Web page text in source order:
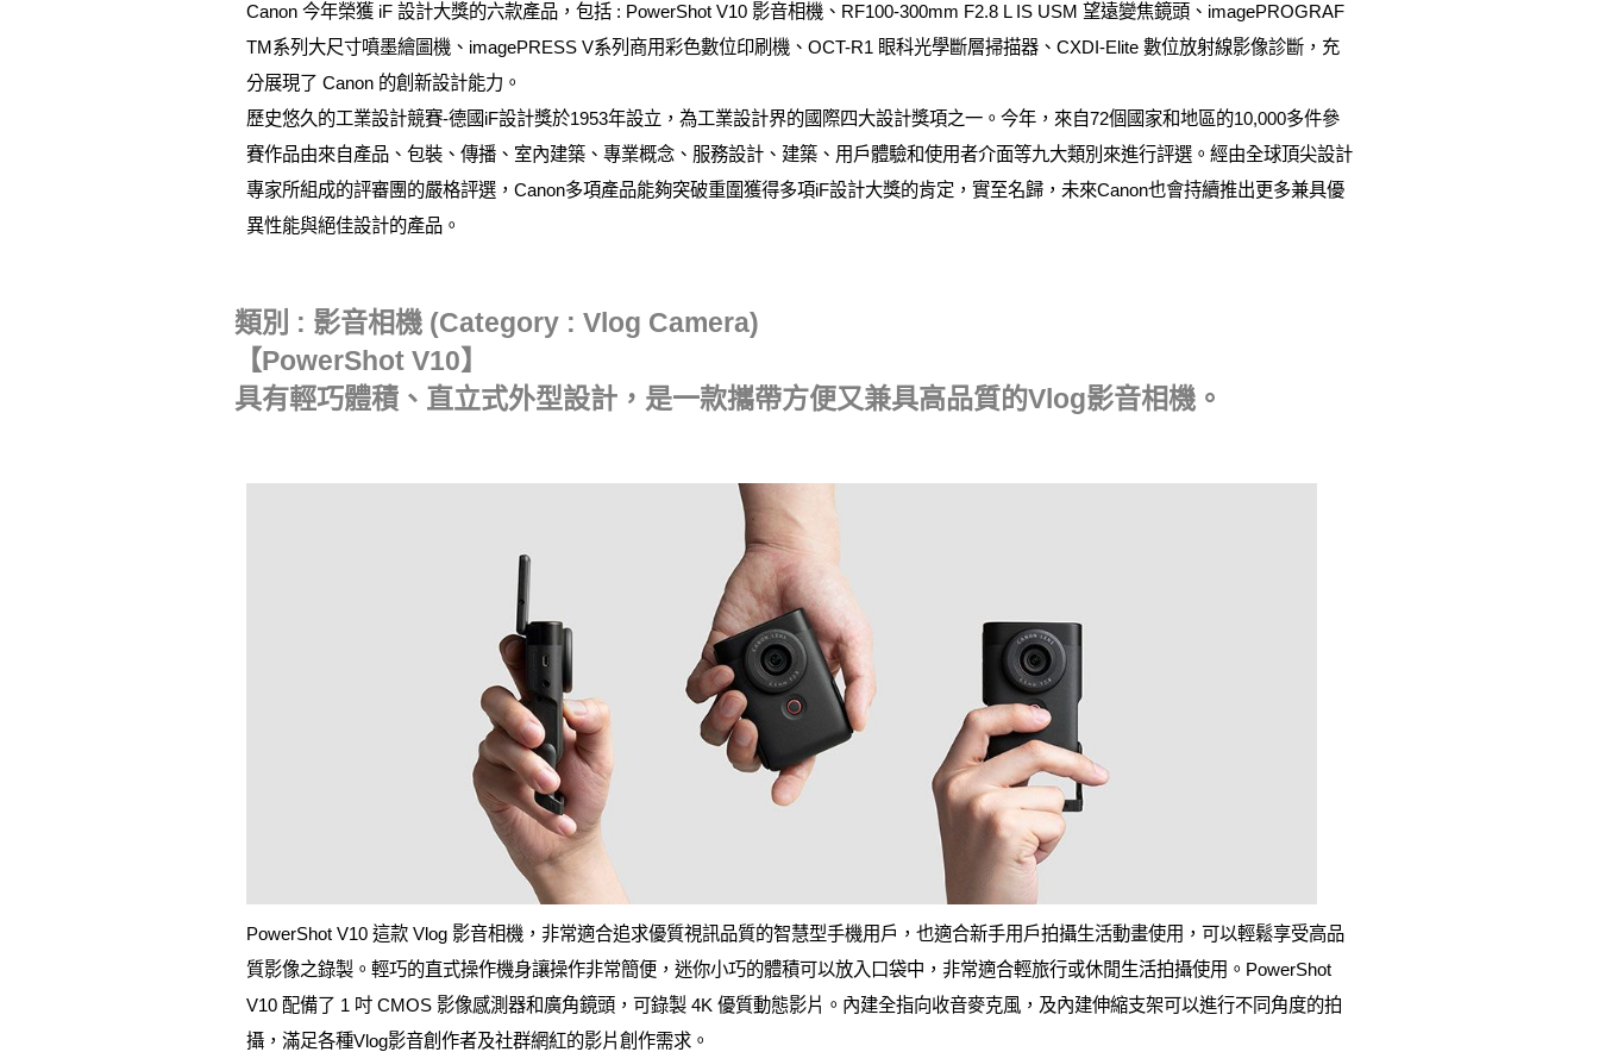
Canon 今年榮獲 iF 設計大獎的六款產品，包括 : PowerShot V10 影音相機、RF100-300mm F2.8 L IS USM 望遠變焦鏡頭、imagePROGRAF
TM系列大尺寸噴墨繪圖機、imagePRESS V系列商用彩色數位印刷機、OCT-R1 眼科光學斷層掃描器、CXDI-Elite 數位放射線影像診斷，充
分展現了 Canon 的創新設計能力。
歷史悠久的工業設計競賽-德國iF設計獎於1953年設立，為工業設計界的國際四大設計獎項之一。今年，來自72個國家和地區的10,000多件參
賽作品由來自產品、包裝、傳播、室內建築、專業概念、服務設計、建築、用戶體驗和使用者介面等九大類別來進行評選。經由全球頂尖設計
專家所組成的評審團的嚴格評選，Canon多項產品能夠突破重圍獲得多項iF設計大獎的肯定，實至名歸，未來Canon也會持續推出更多兼具優
異性能與絕佳設計的產品。
類別 : 影音相機 (Category : Vlog Camera)
【PowerShot V10】
具有輕巧體積、直立式外型設計，是一款攜帶方便又兼具高品質的Vlog影音相機。
PowerShot V10 這款 Vlog 影音相機，非常適合追求優質視訊品質的智慧型手機用戶，也適合新手用戶拍攝生活動畫使用，可以輕鬆享受高品
質影像之錄製。輕巧的直式操作機身讓操作非常簡便，迷你小巧的體積可以放入口袋中，非常適合輕旅行或休閒生活拍攝使用。PowerShot
V10 配備了 1 吋 CMOS 影像感測器和廣角鏡頭，可錄製 4K 優質動態影片。內建全指向收音麥克風，及內建伸縮支架可以進行不同角度的拍
攝，滿足各種Vlog影音創作者及社群網紅的影片創作需求。